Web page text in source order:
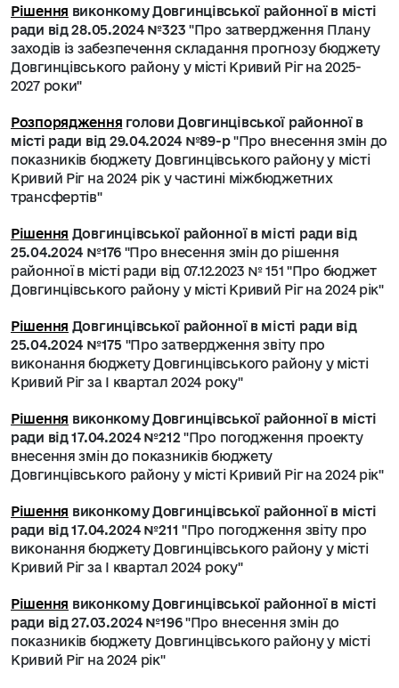
Рішення виконкому Довгинцівської районної в місті
ради від 28.05.2024 №323"Про затвердження Плану
заходів із забезпечення складання прогнозу бюджету
Довгинцівського району у місті Кривий Ріг на 2025-
2027 роки"
Розпорядження голови Довгинцівської районної в
місті ради від 29.04.2024 №89-р"Про внесення змін до
показників бюджету Довгинцівського району у місті
Кривий Ріг на 2024 рік у частині міжбюджетних
трансфертів"
Рішення Довгинцівської районної в місті ради від
25.04.2024 №176"Про внесення змін до рішення
районної в місті ради від 07.12.2023 № 151 "Про бюджет
Довгинцівського району у місті Кривий Ріг на 2024 рік"
Рішення Довгинцівської районної в місті ради від
25.04.2024 №175 "Про затвердження звіту про
виконання бюджету Довгинцівського району у місті
Кривий Ріг за І квартал 2024 року"
Рішення виконкому Довгинцівської районної в місті
ради від 17.04.2024 №212 "Про погодження проекту
внесення змін до показників бюджету
Довгинцівського району у місті Кривий Ріг на 2024 рік"
Рішення виконкому Довгинцівської районної в місті
ради від 17.04.2024 №211 "Про погодження звіту про
виконання бюджету Довгинцівського району у місті
Кривий Ріг за І квартал 2024 року"
Рішення виконкому Довгинцівської районної в місті
ради від 27.03.2024 №196"Про внесення змін до
показників бюджету Довгинцівського району у місті
Кривий Ріг на 2024 рік"